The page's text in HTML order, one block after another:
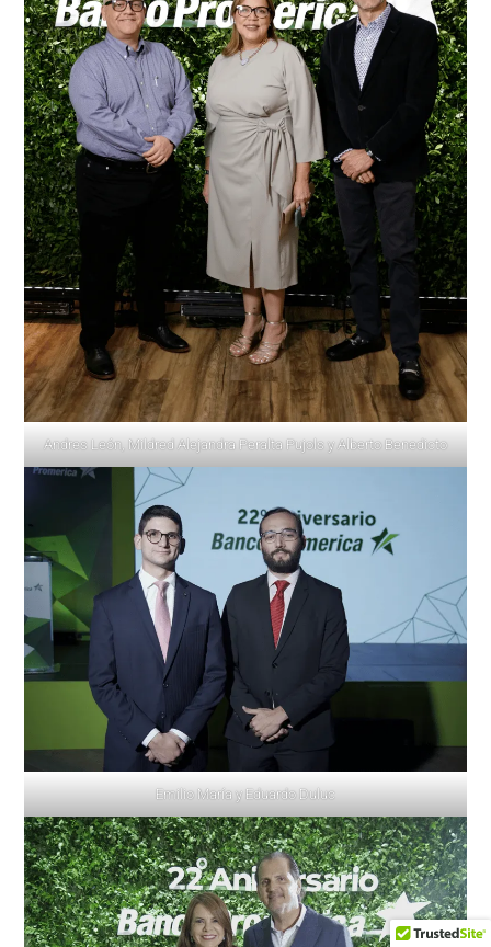
Andres León, Mildred Alejandra Peralta Pujols y Alberto Benedicto
Emilio María y Eduardo Duluc